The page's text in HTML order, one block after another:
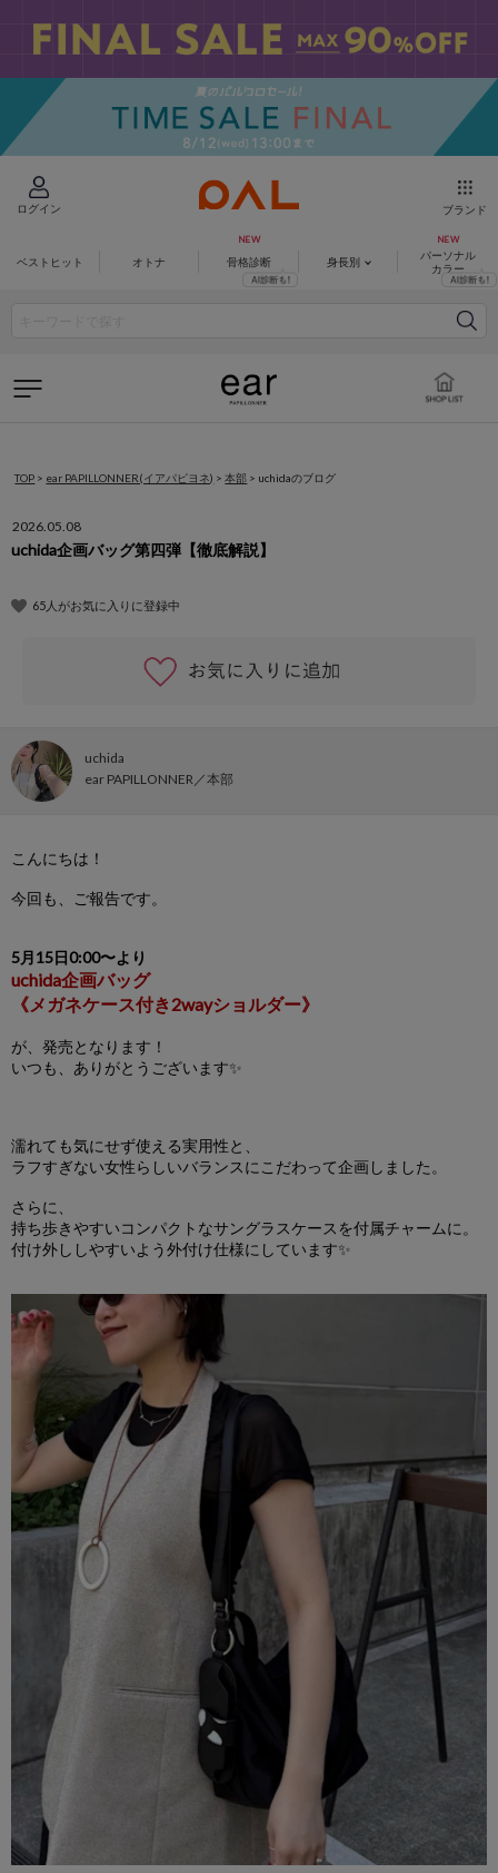
ログイン ブランド
ベストヒット オトナ 骨格診断 身長別
パーソナル
カラー
TOP > ear PAPILLONNER(イアパピヨネ) >本部 > uchidaのブログ
2026.05.08
uchida企画バッグ第四弾【徹底解説】
65人がお気に入りに登録中
uchida
ear PAPILLONNER
本部
こんにちは！
今回も、ご報告です。
5月15日0:00〜より
uchida企画バッグ
《メガネケース付き2wayショルダー》
が、発売となります！
いつも、ありがとうございます✨
濡れても気にせず使える実用性と、
ラフすぎない女性らしいバランスにこだわって企画しました。
さらに、
持ち歩きやすいコンパクトなサングラスケースを付属チャームに。
付け外ししやすいよう外付け仕様にしています✨